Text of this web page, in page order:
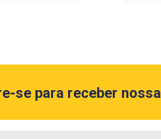
se para receber